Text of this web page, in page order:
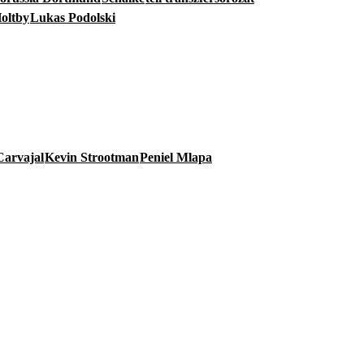
Lukas Podolski
Kevin StrootmanPeniel Mlapa